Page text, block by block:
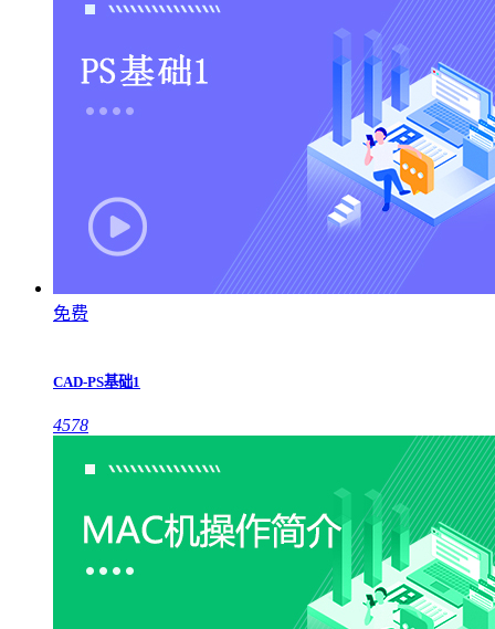
免费
CAD-PS基础1
4578